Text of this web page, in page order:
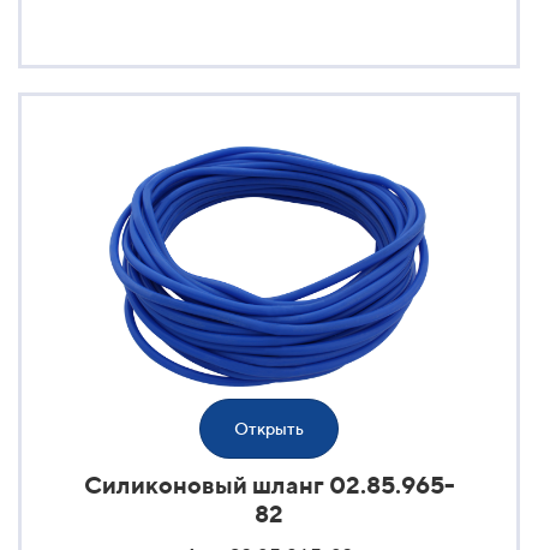
Открыть
Силиконовый шланг 02.85.965-
82